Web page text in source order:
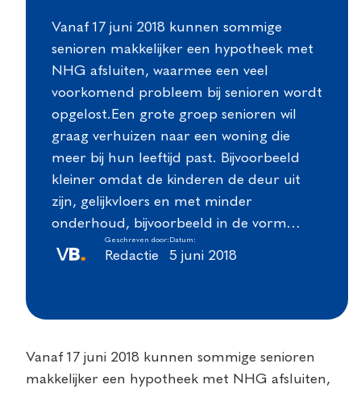
Vanaf 17 juni 2018 kunnen sommige
senioren makkelijker een hypotheek met
NHG afsluiten, waarmee een veel
voorkomend probleem bij senioren wordt
opgelost.Een grote groep senioren wil
graag verhuizen naar een woning die
meer bij hun leeftijd past. Bijvoorbeeld
kleiner omdat de kinderen de deur uit
zijn, gelijkvloers en met minder
onderhoud, bijvoorbeeld in de vorm…
Geschreven door:
Redactie
Datum:
5 juni 2018
Vanaf 17 juni 2018 kunnen sommige senioren
makkelijker een hypotheek met NHG afsluiten,